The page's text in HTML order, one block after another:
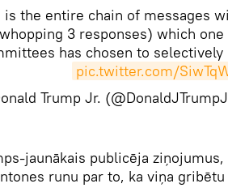
is the entire chain of messages
3 responses) which
has chosen to
pic.twitter.com/
Trump Jr.
jaunākais publicēja
runu par to, ka viņa